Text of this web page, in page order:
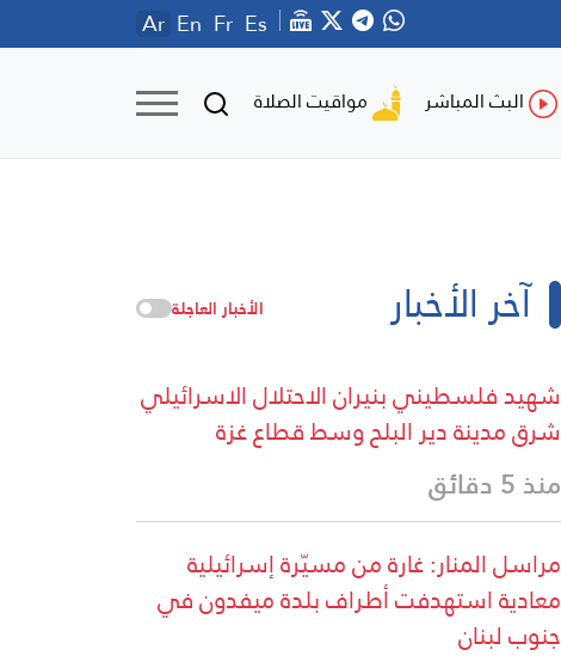
Ar En Fr Es
البث المباشر مواقيت الصلاة
آخر الأخبار الأخبار العاجلة
شهيد فلسطيني بنيران الاحتلال الاسرائيلي
شرق مدينة دير البلح وسط قطاع غزة
منذ 5 دقائق
مراسل المنار: غارة من مسيّرة إسرائيلية
معادية استهدفت أطراف بلدة ميفدون في
جنوب لبنان